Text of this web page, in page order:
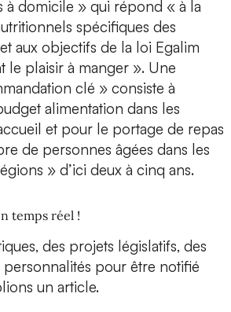
à domicile » qui répond « à la
spécifiques des
aux objectifs de la loi Egalim
le plaisir à manger ». Une
clé » consiste à
alimentation dans les
et pour le portage de repas
de personnes âgées dans les
» d’ici deux à cinq ans.
temps réel !
des projets législatifs, des
pour être notifié
un article.